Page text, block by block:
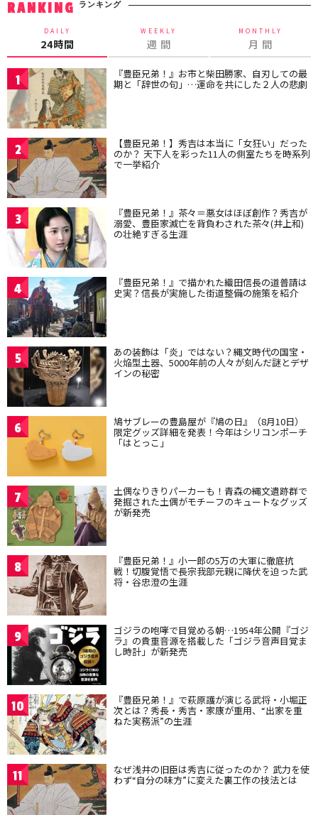
RANKING ランキング
DAILY
24時間
WEEKLY
週 間
MONTHLY
月 間
1 『豊臣兄弟！』お市と柴田勝家、自刃しての最
期と「辞世の句」…運命を共にした２人の悲劇
2 【豊臣兄弟！】秀吉は本当に「女狂い」だった
のか？ 天下人を彩った11人の側室たちを時系列
で一挙紹介
3 『豊臣兄弟！』茶々＝悪女はほぼ創作？秀吉が
溺愛、豊臣家滅亡を背負わされた茶々(井上和)
の壮絶すぎる生涯
4 『豊臣兄弟！』で描かれた織田信長の道普請は
史実？信長が実施した街道整備の施策を紹介
5 あの装飾は「炎」ではない？縄文時代の国宝・
火焔型土器、5000年前の人々が刻んだ謎とデザ
インの秘密
6 鳩サブレーの豊島屋が『鳩の日』（8月10日）
限定グッズ詳細を発表！今年はシリコンポーチ
「はとっこ」
7 土偶なりきりパーカーも！青森の縄文遺跡群で
発掘された土偶がモチーフのキュートなグッズ
が新発売
8 『豊臣兄弟！』小一郎の5万の大軍に徹底抗
戦！切腹覚悟で長宗我部元親に降伏を迫った武
将・谷忠澄の生涯
9 ゴジラの咆哮で目覚める朝…1954年公開『ゴジ
ラ』の貴重音源を搭載した「ゴジラ音声目覚ま
し時計」が新発売
10 『豊臣兄弟！』で萩原護が演じる武将・小堀正
次とは？秀長・秀吉・家康が重用、“出家を重
ねた実務派”の生涯
11 なぜ浅井の旧臣は秀吉に従ったのか？ 武力を使
わず“自分の味方”に変えた裏工作の技法とは